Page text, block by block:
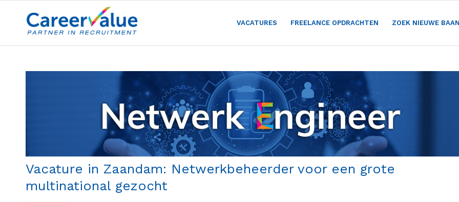
VACATURES FREELANCE OPDRACHTEN ZOEK NIEUWE BAAN
Vacature in Zaandam: Netwerkbeheerder voor een grote
multinational gezocht